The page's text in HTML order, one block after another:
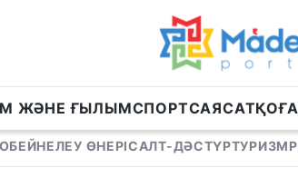
ЖӘНЕ ҒЫЛЫМСПОРТСАЯСАТ
БЕЙНЕЛЕУ ӨНЕРІСАЛТ-ДӘСТҮРТУРИЗМ